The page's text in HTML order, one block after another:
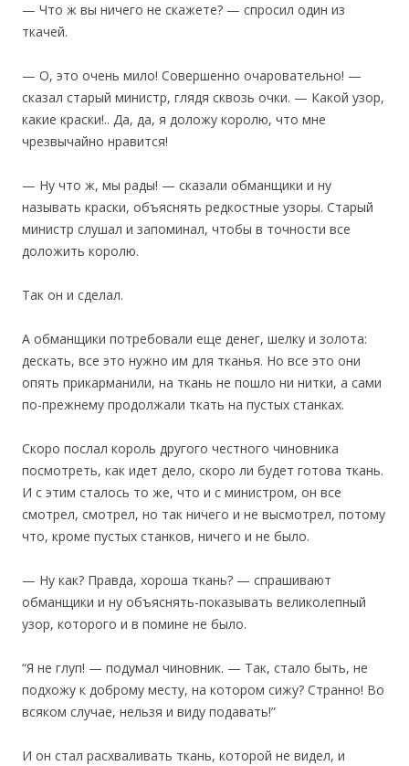
— Что ж вы ничего не скажете? — спросил один из
ткачей.
— О, это очень мило! Совершенно очаровательно! —
сказал старый министр, глядя сквозь очки. — Какой узор,
какие краски!.. Да, да, я доложу королю, что мне
чрезвычайно нравится!
— Ну что ж, мы рады! — сказали обманщики и ну
называть краски, объяснять редкостные узоры. Старый
министр слушал и запоминал, чтобы в точности все
доложить королю.
Так он и сделал.
А обманщики потребовали еще денег, шелку и золота:
дескать, все это нужно им для тканья. Но все это они
опять прикарманили, на ткань не пошло ни нитки, а сами
по-прежнему продолжали ткать на пустых станках.
Скоро послал король другого честного чиновника
посмотреть, как идет дело, скоро ли будет готова ткань.
И с этим сталось то же, что и с министром, он все
смотрел, смотрел, но так ничего и не высмотрел, потому
что, кроме пустых станков, ничего и не было.
— Ну как? Правда, хороша ткань? — спрашивают
обманщики и ну объяснять-показывать великолепный
узор, которого и в помине не было.
“Я не глуп! — подумал чиновник. — Так, стало быть, не
подхожу к доброму месту, на котором сижу? Странно! Во
всяком случае, нельзя и виду подавать!”
И он стал расхваливать ткань, которой не видел, и